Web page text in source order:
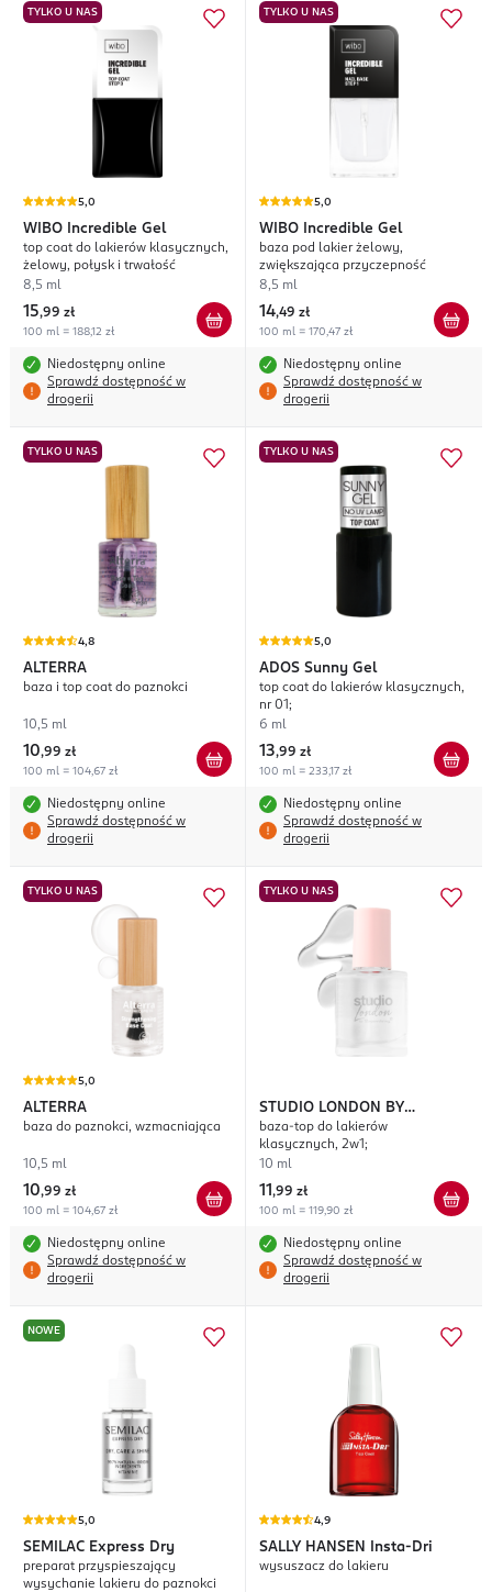
TYLKO U NAS
5,0
WIBO Incredible Gel
top coat do lakierów klasycznych,
żelowy, połysk i trwałość
8,5 ml
15,99 zł
100 ml = 188,12 zł
Niedostępny online
Sprawdź dostępność w
drogerii
TYLKO U NAS
5,0
WIBO Incredible Gel
baza pod lakier żelowy,
zwiększająca przyczepność
8,5 ml
14,49 zł
100 ml = 170,47 zł
Niedostępny online
Sprawdź dostępność w
drogerii
TYLKO U NAS
4,8
ALTERRA
baza i top coat do paznokci
10,5 ml
10,99 zł
100 ml = 104,67 zł
Niedostępny online
Sprawdź dostępność w
drogerii
TYLKO U NAS
5,0
ADOS Sunny Gel
top coat do lakierów klasycznych,
nr 01;
6 ml
13,99 zł
100 ml = 233,17 zł
Niedostępny online
Sprawdź dostępność w
drogerii
TYLKO U NAS
5,0
ALTERRA
baza do paznokci, wzmacniająca
10,5 ml
10,99 zł
100 ml = 104,67 zł
Niedostępny online
Sprawdź dostępność w
drogerii
TYLKO U NAS
STUDIO LONDON BY
SUPERDRUG
baza-top do lakierów
klasycznych, 2w1;
10 ml
11 ,99 zł
100 ml = 119,90 zł
Niedostępny online
Sprawdź dostępność w
drogerii
NOWE
5,0
SEMILAC Express Dry
preparat przyspieszający
wysychanie lakieru do paznokci
4,9
SALLY HANSEN Insta-Dri
wysuszacz do lakieru